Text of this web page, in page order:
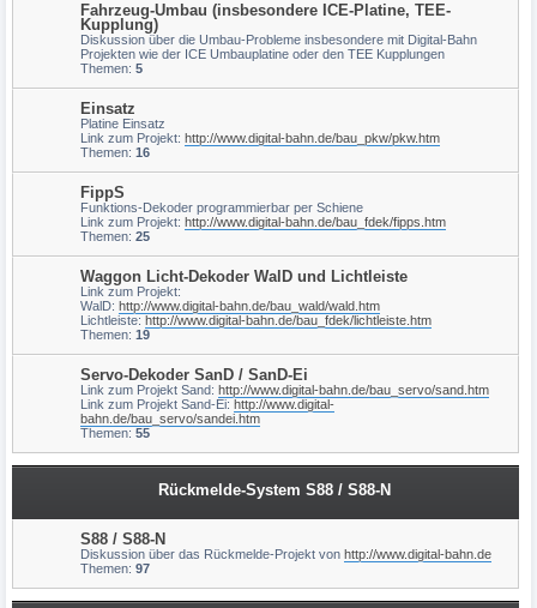
Fahrzeug-Umbau (insbesondere ICE-Platine, TEE-
Kupplung)
Diskussion über die Umbau-Probleme insbesondere mit Digital-Bahn
Projekten wie der ICE Umbauplatine oder den TEE Kupplungen
Themen: 5
Einsatz
Platine Einsatz
Link zum Projekt: http://www.digital-bahn.de/bau_pkw/pkw.htm
Themen: 16
FippS
Funktions-Dekoder programmierbar per Schiene
Link zum Projekt: http://www.digital-bahn.de/bau_fdek/fipps.htm
Themen: 25
Waggon Licht-Dekoder WalD und Lichtleiste
Link zum Projekt:
WalD: http://www.digital-bahn.de/bau_wald/wald.htm
Lichtleiste: http://www.digital-bahn.de/bau_fdek/lichtleiste.htm
Themen: 19
Servo-Dekoder SanD / SanD-Ei
Link zum Projekt Sand: http://www.digital-bahn.de/bau_servo/sand.htm
Link zum Projekt Sand-Ei: http://www.digital-
bahn.de/bau_servo/sandei.htm
Themen: 55
Rückmelde-System S88 / S88-N
S88 / S88-N
Diskussion über das Rückmelde-Projekt von http://www.digital-bahn.de
Themen: 97